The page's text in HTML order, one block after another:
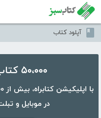
آپلود کتاب
۵۰،۰۰۰ کتاب در موبایل شما
در موبایل و